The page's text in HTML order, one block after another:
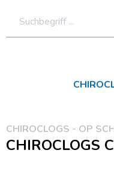
CHIROCLOGS - OP
CHIROCLOGS